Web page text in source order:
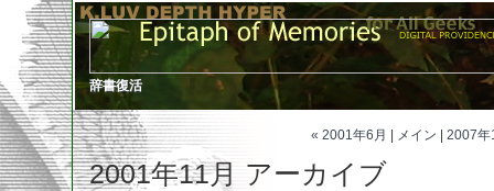
辞書復活
« 2001年6月 メイン 2007年
2001年11月 アーカイブ